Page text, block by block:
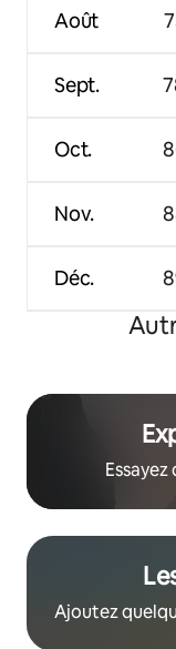
Août
Sept.
Oct.
Nov.
Déc.
Ajoutez